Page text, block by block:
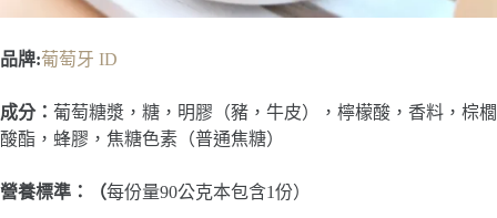
品牌:葡萄牙 ID
成分： 葡萄糖漿，糖，明膠（豬，牛皮），檸檬酸，香料，棕櫚
酸酯，蜂膠，焦糖色素（普通焦糖）
營養標準：（每份量90公克本包含1份）